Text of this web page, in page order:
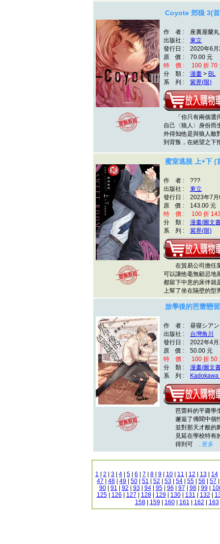
Coyote 郊狼 3(
作 者 : 座裏屋蘭丸
出版社 : 東立
發行日 : 2020年6月
原 價 : 70.00 元
特 價 : 100 折 70
分 類 : 漫畫 > BL
系 列 : 紫界(限)
「你只有兩個選擇
自己〈狼人〉身份而
外得知他是與狼人敵
到背叛，在絕望之
蜜室逃脫 上+下 (
作 者 : ???
出版社 : 東立
發行日 : 2023年7月
原 價 : 143.00 元
特 價 : 100 折
分 類 : 漫畫/圖文
系 列 : 紫界(限)
在貿易公司擔任業
可以讓他毫無顧忌地
都留下中意的床伴就
上幫了坐在隔壁的
放學後的芭蕾戀
作 者 : 昼寝シアン
出版社 : 台灣角川
發行日 : 2022年4月
原 價 : 50.00 元
特 價 : 100 折 50
分 類 : 漫畫/圖文
系 列 :
芭蕾科的平庸學
邂逅了傳聞中個
並對那天才般的
見延在學校特有的
得到可 ...更多
1 2 3 4 5 6 7 8 9 10 11 12 13 14
47
48 49 50 51 52 53 54 55 56 57
90| 91 92 93| 94| 95| 96 97 98| 99|
125| 126 127 128| 129| 130| 131 132
158| 159| 160| 161 162 163